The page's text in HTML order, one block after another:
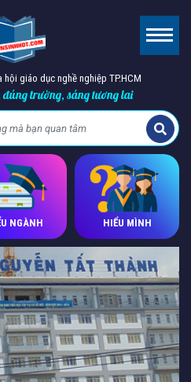
hội giáo dục nghề nghiệp TP.HCM
trường, sáng tương lai
HIỂU MÌNH
NGÀNH